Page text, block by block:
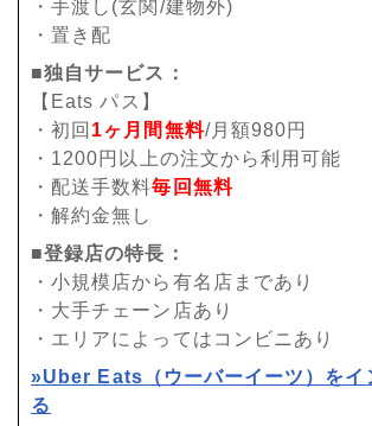
・手渡し(玄関/建物外)
・置き配
■独自サービス：
【Eats パス】
・初回 1ヶ月間無料/月額980円
・1200円以上の注文から利用可能
・配送手数料毎回無料
・解約金無し
■登録店の特長：
・小規模店から有名店まであり
・大手チェーン店あり
・エリアによってはコンビニあり
»Uber Eats（ウーバーイーツ）をイ
る